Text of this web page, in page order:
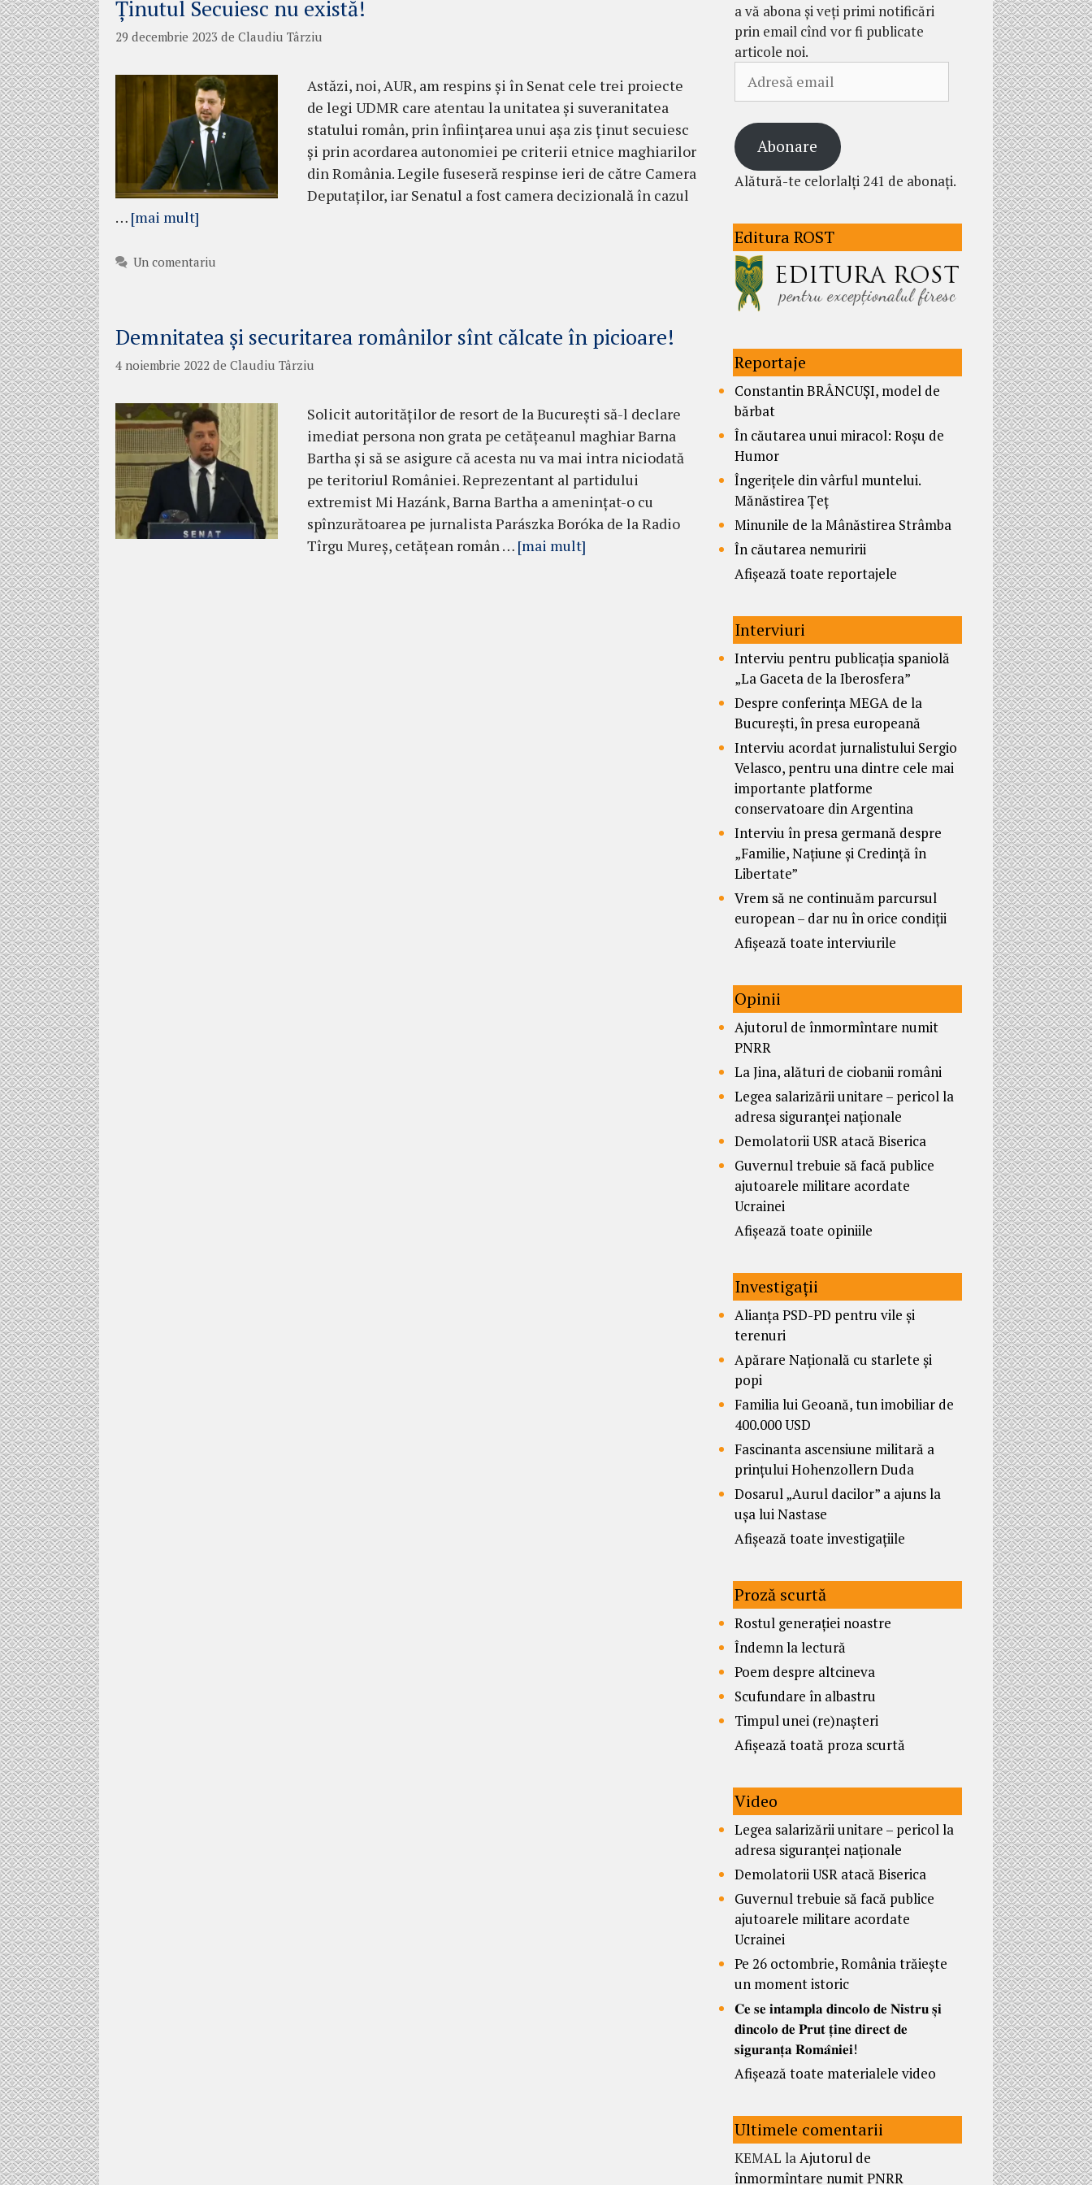
Ținutul Secuiesc nu există!
29 decembrie 2023 de Claudiu Târziu
Astăzi, noi, AUR, am respins și în Senat cele trei proiecte
de legi UDMR care atentau la unitatea și suveranitatea
statului român, prin înființarea unui așa zis ținut secuiesc
și prin acordarea autonomiei pe criterii etnice maghiarilor
din România. Legile fuseseră respinse ieri de către Camera
Deputaților, iar Senatul a fost camera decizională în cazul
… [mai mult]
Un comentariu
Demnitatea și securitarea românilor sînt călcate în picioare!
4 noiembrie 2022 de Claudiu Târziu
Solicit autorităților de resort de la București să-l declare
imediat persona non grata pe cetățeanul maghiar Barna
Bartha și să se asigure că acesta nu va mai intra niciodată
pe teritoriul României. Reprezentant al partidului
extremist Mi Hazánk, Barna Bartha a amenințat-o cu
spînzurătoarea pe jurnalista Parászka Boróka de la Radio
Tîrgu Mureș, cetățean român … [mai mult]
a vă abona și veți primi notificări
prin email cînd vor fi publicate
articole noi.
email
Abonare
Alătură-te celorlalți 241 de abonați.
Editura ROST
Reportaje
Constantin BRÂNCUȘI, model de
bărbat
În căutarea unui miracol: Roșu de
Humor
Îngerițele din vârful muntelui.
Mănăstirea Țeț
Minunile de la Mânăstirea Strâmba
În căutarea nemuririi
Afișează toate reportajele
Interviuri
Interviu pentru publicația spaniolă
„La Gaceta de la Iberosfera”
Despre conferința MEGA de la
București, în presa europeană
Interviu acordat jurnalistului Sergio
Velasco, pentru una dintre cele mai
importante platforme
conservatoare din Argentina
Interviu în presa germană despre
„Familie, Națiune și Credință în
Libertate”
Vrem să ne continuăm parcursul
european – dar nu în orice condiții
Afișează toate interviurile
Opinii
Ajutorul de înmormîntare numit
PNRR
La Jina, alături de ciobanii români
Legea salarizării unitare – pericol la
adresa siguranței naționale
Demolatorii USR atacă Biserica
Guvernul trebuie să facă publice
ajutoarele militare acordate
Ucrainei
Afișează toate opiniile
Investigații
Alianța PSD-PD pentru vile și
terenuri
Apărare Națională cu starlete și
popi
Familia lui Geoană, tun imobiliar de
400.000 USD
Fascinanta ascensiune militară a
prințului Hohenzollern Duda
Dosarul „Aurul dacilor” a ajuns la
ușa lui Nastase
Afișează toate investigațiile
Proză scurtă
Rostul generației noastre
Îndemn la lectură
Poem despre altcineva
Scufundare în albastru
Timpul unei (re)nașteri
Afișează toată proza scurtă
Video
Legea salarizării unitare – pericol la
adresa siguranței naționale
Demolatorii USR atacă Biserica
Guvernul trebuie să facă publice
ajutoarele militare acordate
Ucrainei
Pe 26 octombrie, România trăiește
un moment istoric
𝐂𝐞 𝐬𝐞 𝐢𝐧𝐭𝐚𝐦𝐩𝐥𝐚 𝐝𝐢𝐧𝐜𝐨𝐥𝐨 𝐝𝐞 𝐍𝐢𝐬𝐭𝐫𝐮 𝐬̦𝐢
𝐝𝐢𝐧𝐜𝐨𝐥𝐨 𝐝𝐞 𝐏𝐫𝐮𝐭 𝐭̦𝐢𝐧𝐞 𝐝𝐢𝐫𝐞𝐜𝐭 𝐝𝐞
𝐬𝐢𝐠𝐮𝐫𝐚𝐧𝐭̦𝐚 𝐑𝐨𝐦𝐚̂𝐧𝐢𝐞𝐢!
Afișează toate materialele video
Ultimele comentarii
KEMAL laAjutorul de
înmormîntare numit PNRR